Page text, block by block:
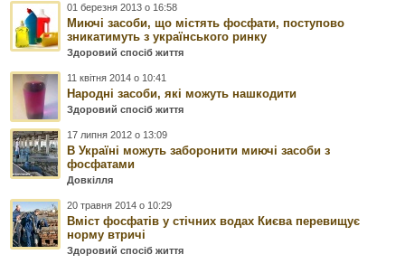
01 березня 2013 о 16:58
Миючі засоби, що містять фосфати, поступово
зникатимуть з українського ринку
Здоровий спосіб життя
11 квітня 2014 о 10:41
Народні засоби, які можуть нашкодити
Здоровий спосіб життя
17 липня 2012 о 13:09
В Україні можуть заборонити миючі засоби з
фосфатами
Довкілля
20 травня 2014 о 10:29
Вміст фосфатів у стічних водах Києва перевищує
норму втричі
Здоровий спосіб життя